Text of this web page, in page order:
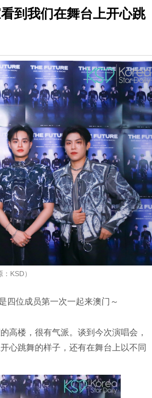
到我们在舞台上开心跳
：KSD）
四位成员第一次一起来澳门～
高楼，很有气派。谈到今次演唱会，
心跳舞的样子，还有在舞台上以不同